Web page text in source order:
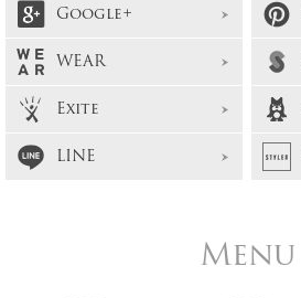
Google+
WEAR
Exite
LINE
Menu